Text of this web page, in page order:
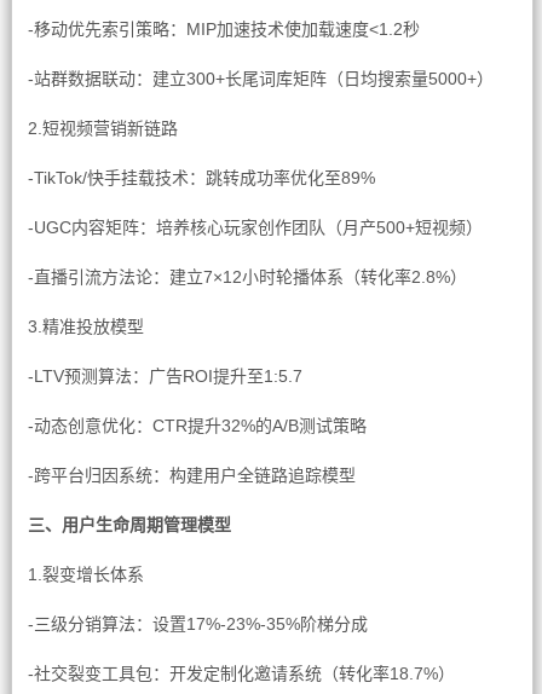
-移动优先索引策略：MIP加速技术使加载速度<1.2秒
-站群数据联动：建立300+长尾词库矩阵（日均搜索量5000+）
2.短视频营销新链路
-TikTok/快手挂载技术：跳转成功率优化至89%
-UGC内容矩阵：培养核心玩家创作团队（月产500+短视频）
-直播引流方法论：建立7×12小时轮播体系（转化率2.8%）
3.精准投放模型
-LTV预测算法：广告ROI提升至1:5.7
-动态创意优化：CTR提升32%的A/B测试策略
-跨平台归因系统：构建用户全链路追踪模型
三、用户生命周期管理模型
1.裂变增长体系
-三级分销算法：设置17%-23%-35%阶梯分成
-社交裂变工具包：开发定制化邀请系统（转化率18.7%）